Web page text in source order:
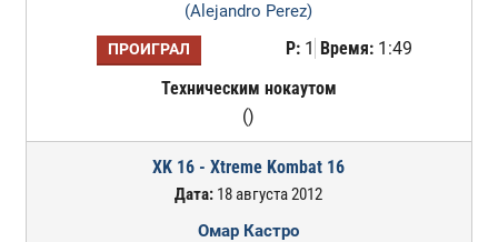
(Alejandro Perez)
ПРОИГРАЛ Р:1 Время:1:49
Техническим нокаутом
()
XK 16 - Xtreme Kombat 16
Дата: 18 августа 2012
Омар Кастро